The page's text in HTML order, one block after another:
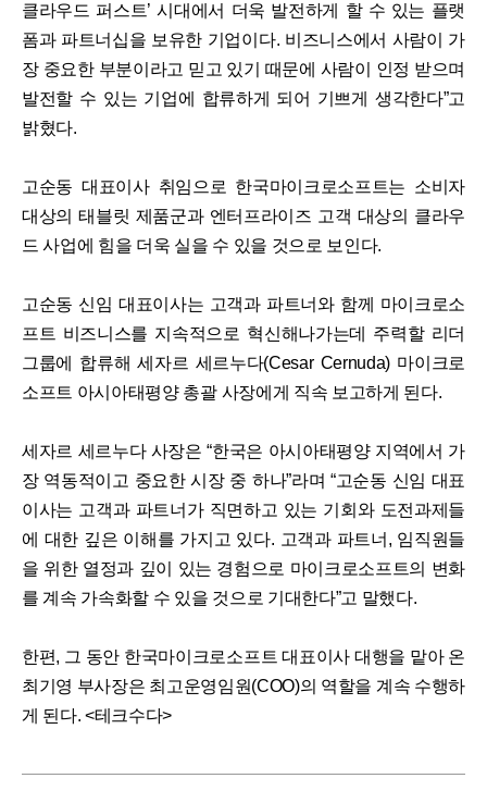
클라우드 퍼스트’ 시대에서 더욱 발전하게 할 수 있는 플랫
폼과 파트너십을 보유한 기업이다. 비즈니스에서 사람이 가
장 중요한 부분이라고 믿고 있기 때문에 사람이 인정 받으며
발전할 수 있는 기업에 합류하게 되어 기쁘게 생각한다”고
밝혔다.
고순동 대표이사 취임으로 한국마이크로소프트는 소비자
대상의 태블릿 제품군과 엔터프라이즈 고객 대상의 클라우
드 사업에 힘을 더욱 실을 수 있을 것으로 보인다.
고순동 신임 대표이사는 고객과 파트너와 함께 마이크로소
프트 비즈니스를 지속적으로 혁신해나가는데 주력할 리더
그룹에 합류해 세자르 세르누다(Cesar Cernuda) 마이크로
소프트 아시아태평양 총괄 사장에게 직속 보고하게 된다.
세자르 세르누다 사장은 “한국은 아시아태평양 지역에서 가
장 역동적이고 중요한 시장 중 하나”라며 “고순동 신임 대표
이사는 고객과 파트너가 직면하고 있는 기회와 도전과제들
에 대한 깊은 이해를 가지고 있다. 고객과 파트너, 임직원들
을 위한 열정과 깊이 있는 경험으로 마이크로소프트의 변화
를 계속 가속화할 수 있을 것으로 기대한다”고 말했다.
한편, 그 동안 한국마이크로소프트 대표이사 대행을 맡아 온
최기영 부사장은 최고운영임원(COO)의 역할을 계속 수행하
게 된다. <테크수다>